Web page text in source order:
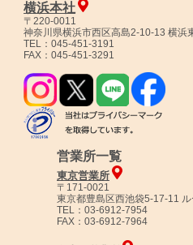
横浜本社
〒220-0011
神奈川県横浜市西区高島2-10-13 横浜
TEL：045-451-3191
FAX：045-451-3291
営業所一覧
東京営業所
〒171-0021
東京都豊島区西池袋5-17-11
TEL：03-6912-7954
FAX：03-6912-7964